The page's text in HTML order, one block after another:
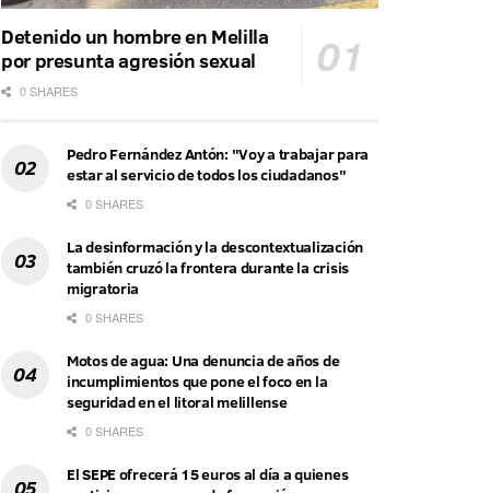
Detenido un hombre en Melilla
por presunta agresión sexual
0 SHARES
Pedro Fernández Antón: "Voy a trabajar para
estar al servicio de todos los ciudadanos"
0 SHARES
La desinformación y la descontextualización
también cruzó la frontera durante la crisis
migratoria
0 SHARES
Motos de agua: Una denuncia de años de
incumplimientos que pone el foco en la
seguridad en el litoral melillense
0 SHARES
El SEPE ofrecerá 15 euros al día a quienes